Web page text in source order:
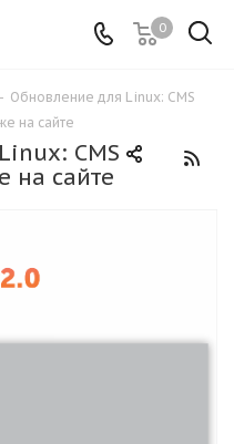
0
- Обновление для Linux: CMS
на сайте
CMS
на сайте